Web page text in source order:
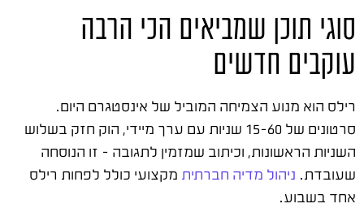
סוגי תוכן שמביאים הכי הרבה
עוקבים חדשים
רילס הוא מנוע הצמיחה המוביל של אינסטגרם היום.
סרטונים של 15-60 שניות עם ערך מיידי, הוק חזק בשלוש
השניות הראשונות, וכיתוב שמזמין לתגובה – זו הנוסחה
שעובדת. ניהול מדיה חברתית מקצועי כולל לפחות רילס
אחד בשבוע.